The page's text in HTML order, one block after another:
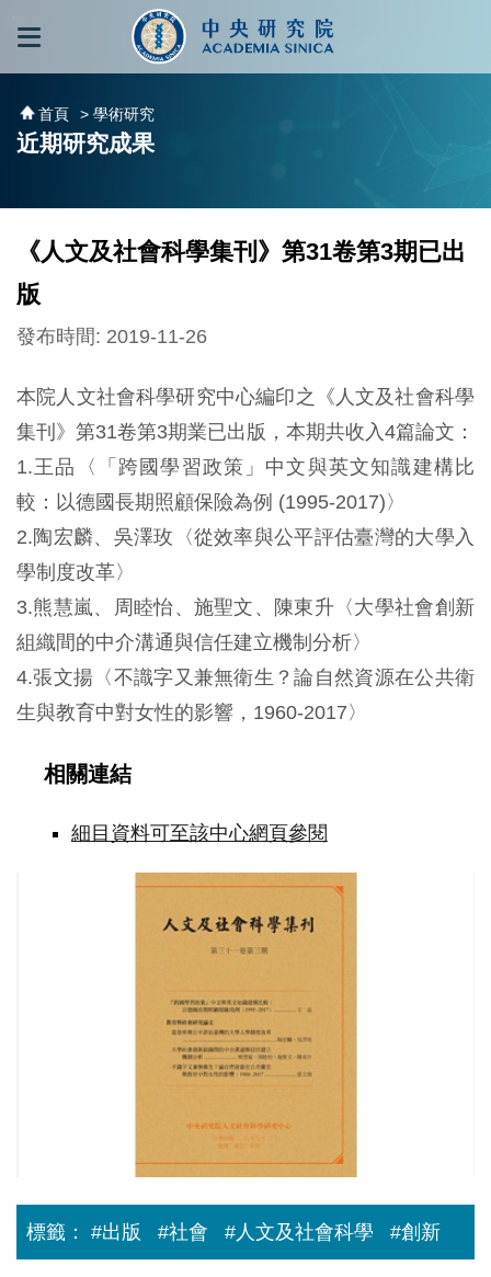
跳到主要內容區塊
首頁 > 學術研究
近期研究成果
《人文及社會科學集刊》第31卷第3期已出
版
發布時間: 2019-11-26
本院人文社會科學研究中心編印之《人文及社會科學
集刊》第31卷第3期業已出版，本期共收入4篇論文：
1.王品〈「跨國學習政策」中文與英文知識建構比
較：以德國長期照顧保險為例 (1995-2017)〉
2.陶宏麟、吳澤玫〈從效率與公平評估臺灣的大學入
學制度改革〉
3.熊慧嵐、周睦怡、施聖文、陳東升〈大學社會創新
組織間的中介溝通與信任建立機制分析〉
4.張文揚〈不識字又兼無衛生？論自然資源在公共衛
生與教育中對女性的影響，1960-2017〉
相關連結
細目資料可至該中心網頁參閱
版
標籤： #出版 #社會 #人文及社會科學 #創新